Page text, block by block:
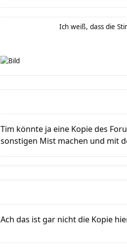
Ich weiß, dass die
Tim könnte ja eine Kopie des
sonstigen Mist machen und mit
Ach das ist gar nicht die Kopie